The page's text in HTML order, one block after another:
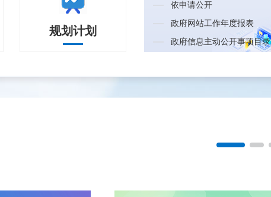
规划计划
依申请公开
政府网站工作年度报表
政府信息主动公开事项目录
跑动次数清单 湖南"互联网+监督"
关于面向社会公众征求《大通湖区耕地地力保护补贴资金实施方案》(征
益阳市大通湖区交通运输局 关于新增常德-大通湖客运班
结果反馈 阳光信访大厅